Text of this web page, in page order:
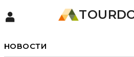
НОВОСТИ